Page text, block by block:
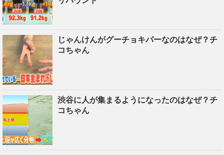
じゃんけんがグーチョキパーなのはなぜ？チ
コちゃん
渋谷に人が集まるようになったのはなぜ？チ
コちゃん